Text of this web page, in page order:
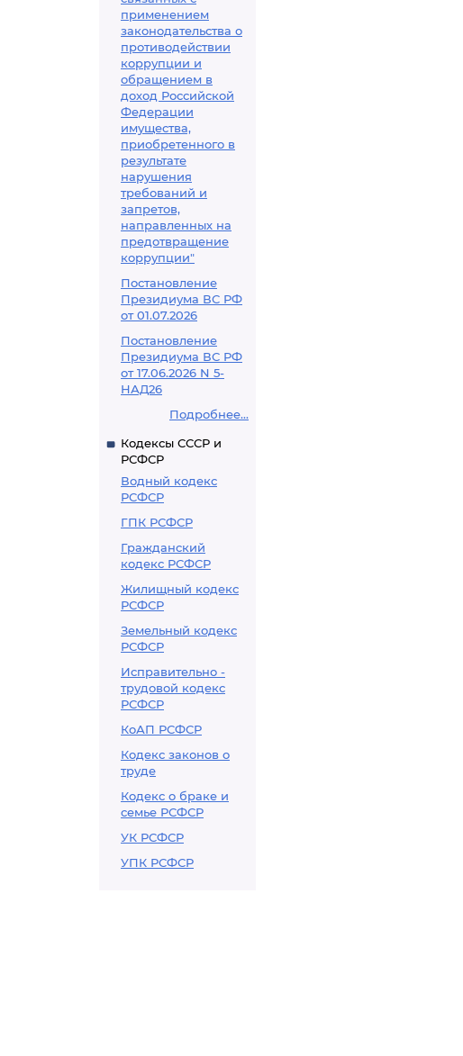
применением
законодательства о
противодействии
коррупции и
обращением в
доход Российской
Федерации
имущества,
приобретенного в
результате
нарушения
требований и
запретов,
направленных на
предотвращение
коррупции"
Постановление
Президиума ВС РФ
от 01.07.2026
Постановление
Президиума ВС РФ
от 17.06.2026 N 5-
НАД26
Подробнее...
Кодексы СССР и
РСФСР
Водный кодекс
РСФСР
ГПК РСФСР
Гражданский
кодекс РСФСР
Жилищный кодекс
РСФСР
Земельный кодекс
РСФСР
Исправительно -
трудовой кодекс
РСФСР
КоАП РСФСР
Кодекс законов о
труде
Кодекс о браке и
семье РСФСР
УК РСФСР
УПК РСФСР